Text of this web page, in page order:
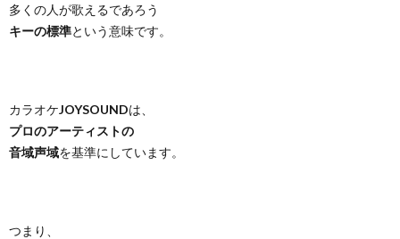
多くの人が歌えるであろう
キーの標準という意味です。
カラオケJOYSOUNDは、
プロのアーティストの
音域声域を基準にしています。
つまり、